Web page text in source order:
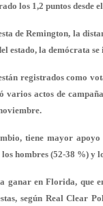
los 1,2 puntos desde
de Remington, la
estado, la demócrata
registrados como
varios actos de
tiene mayor
hombres (52-38 %) y
ganar en Florida, que
según Real Clear